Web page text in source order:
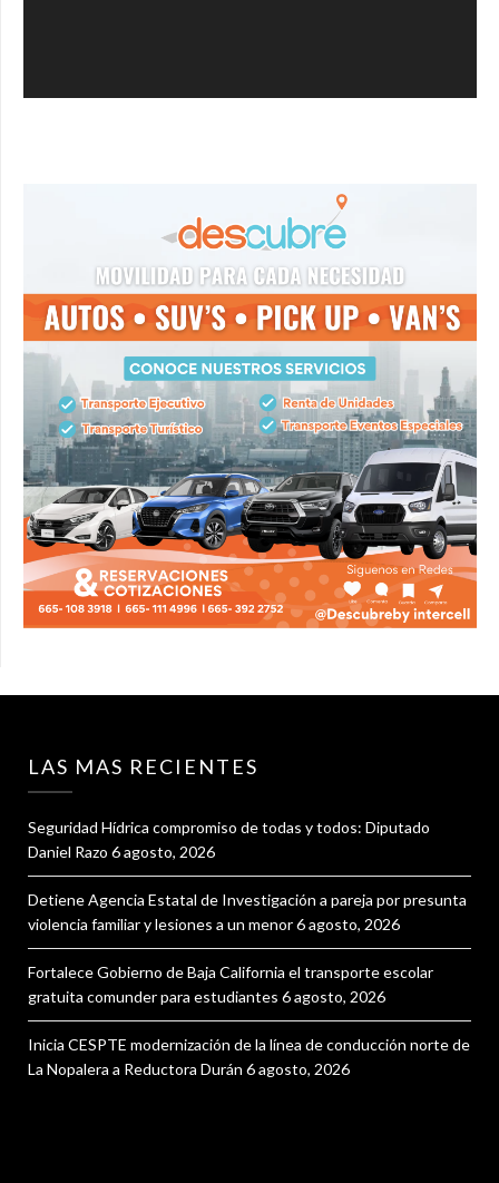
LAS MAS RECIENTES
Seguridad Hídrica compromiso de todas y todos: Diputado
Daniel Razo 6 agosto, 2026
Detiene Agencia Estatal de Investigación a pareja por presunta
violencia familiar y lesiones a un menor6 agosto, 2026
Fortalece Gobierno de Baja California el transporte escolar
gratuita comunder para estudiantes 6 agosto, 2026
Inicia CESPTE modernización de la línea de conducción norte de
La Nopalera a Reductora Durán 6 agosto, 2026